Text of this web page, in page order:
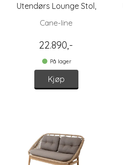
Utendørs Lounge Stol,
Mørk Grønn
Cane-line
22.890,-
På lager
Kjøp